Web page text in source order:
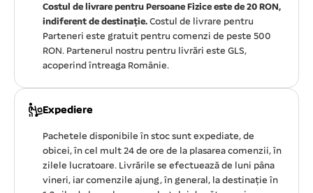
Costul de livrare pentru Persoane Fizice este de 20 RON,
indiferent de destinație. Costul de livrare pentru
Parteneri este gratuit pentru comenzi de peste 500
RON. Partenerul nostru pentru livrări este GLS,
acoperind întreaga Românie.
Expediere
Pachetele disponibile în stoc sunt expediate, de
obicei, în cel mult 24 de ore de la plasarea comenzii, în
zilele lucratoare. Livrările se efectuează de luni pâna
vineri, iar comenzile ajung, în general, la destinație în